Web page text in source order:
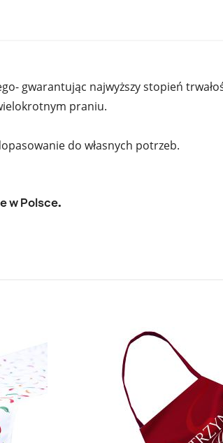
gwarantując najwyższy stopień
praniu.
do własnych potrzeb.
w Polsce.